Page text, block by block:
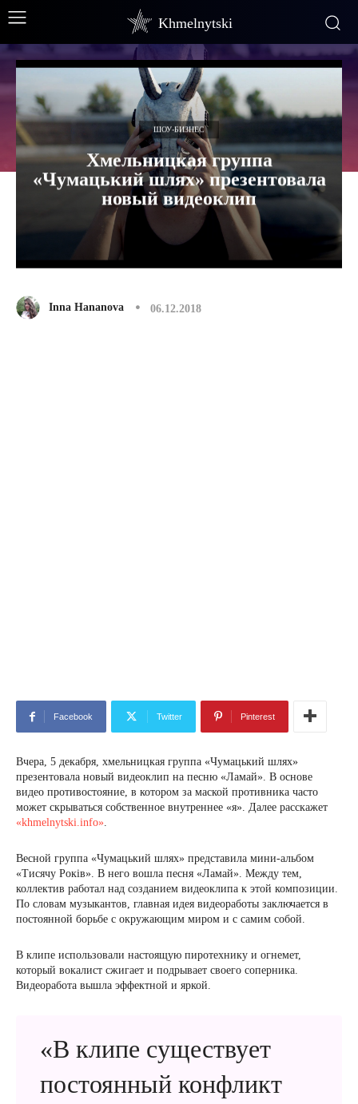
Khmelnytski
ШОУ-БИЗНЕС
Хмельницкая группа
«Чумацький шлях» презентовала
новый видеоклип
Inna Hananova 06.12.2018
Facebook Twitter Pinterest
Вчера, 5 декабря, хмельницкая группа «Чумацький шлях»
презентовала новый видеоклип на песню «Ламай». В основе
видео противостояние, в котором за маской противника часто
может скрываться собственное внутреннее «я». Далее расскажет
«khmelnytski.info».
Весной группа «Чумацький шлях» представила мини-альбом
«Тисячу Років». В него вошла песня «Ламай». Между тем,
коллектив работал над созданием видеоклипа к этой композиции.
По словам музыкантов, главная идея видеоработы заключается в
постоянной борьбе с окружающим миром и с самим собой.
В клипе использовали настоящую пиротехнику и огнемет,
который вокалист сжигает и подрывает своего соперника.
Видеоработа вышла эффектной и яркой.
«В клипе существует
постоянный конфликт